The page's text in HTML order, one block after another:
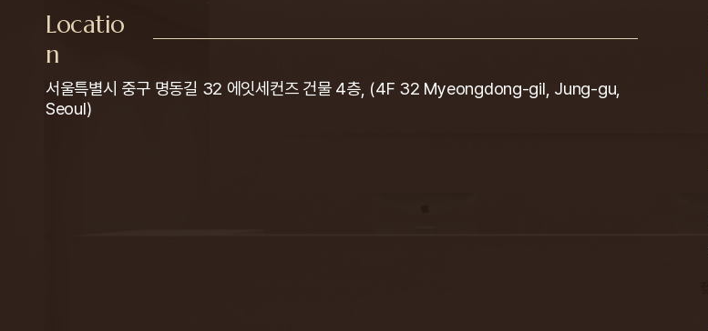
Locatio
n
서울특별시 중구 명동길 32 에잇세컨즈 건물 4층, (4F 32 Myeongdong-gil, Jung-gu,
Seoul)